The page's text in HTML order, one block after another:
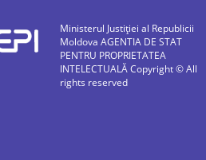
Ministerul Justiției al Republicii
Moldova AGENTIA DE STAT
PENTRU PROPRIETATEA
INTELECTUALĂ Copyright © All
rights reserved